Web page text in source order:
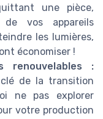
une pièce,
de vos appareils
les lumières,
économiser !
renouvelables :
de la transition
ne pas explorer
votre production